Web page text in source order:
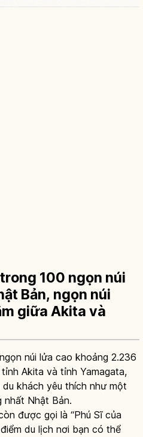
100 ngọn núi
Bản, ngọn núi
giữa Akita và
núi lửa cao khoảng 2.236
Akita và tỉnh Yamagata,
khách yêu thích như một
nhất Nhật Bản.
được gọi là “Phú Sĩ của
du lịch nơi bạn có thể